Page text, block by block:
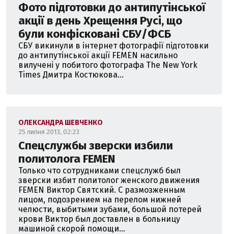
Фото підготовки до антипутінської
акції в день Хрещення Русі, що
були конфісковані СБУ/ФСБ
СБУ викинули в інтернет фотографії підготовки
до антипутінської акції FEMEN насильно
вилучені у побитого фотографа The New York
Times Дмитра Костюкова...
ОЛЕКСАНДРА ШЕВЧЕНКО
25 липня 2013, 02:23
Спецслужбы зверски избили
политолога FEMEN
Только что сотрудниками спецслужб был
зверски избит политолог женского движения
FEMEN Виктор Святский. С размозженным
лицом, подозрением на перелом нижней
челюсти, выбитыми зубами, большой потерей
крови Виктор был доставлен в больницу
машиной скорой помощи...